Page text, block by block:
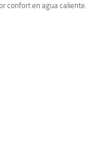
confort en agua caliente.